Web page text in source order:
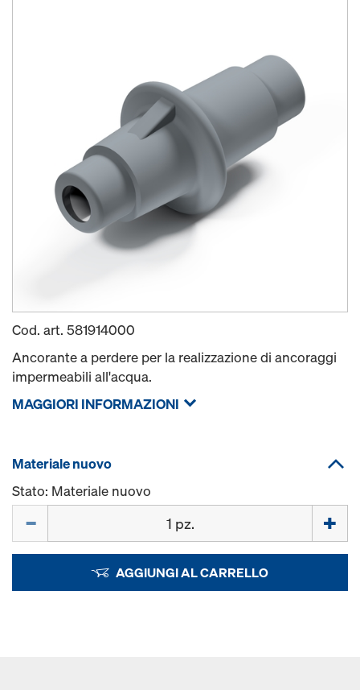
Cod. art. 581914000
Ancorante a perdere per la realizzazione di ancoraggi
impermeabili all'acqua.
MAGGIORI INFORMAZIONI
Materiale nuovo
Stato: Materiale nuovo
AGGIUNGI AL CARRELLO